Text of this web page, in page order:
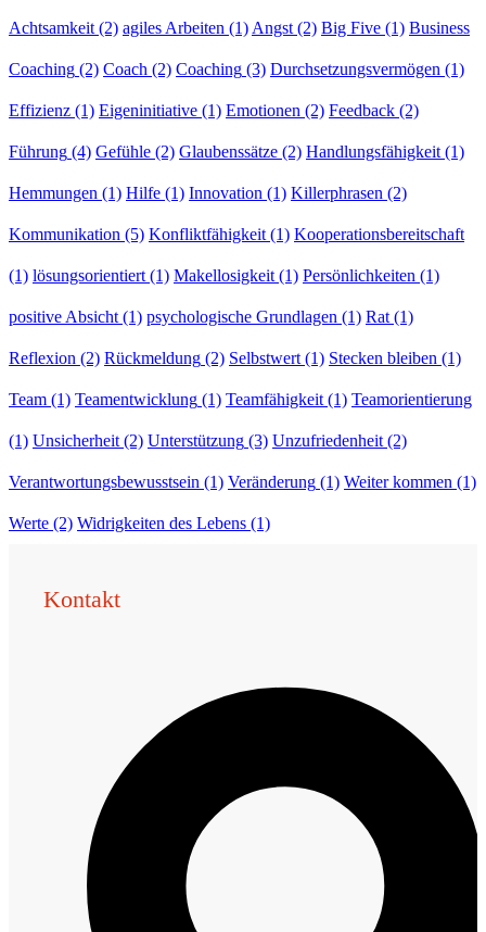
Achtsamkeit (2) agiles Arbeiten (1) Angst (2) Big Five (1) Business
Coaching (2) Coach (2) Coaching (3) Durchsetzungsvermögen (1)
Effizienz (1) Eigeninitiative (1) Emotionen (2) Feedback (2)
Führung (4) Gefühle (2) Glaubenssätze (2) Handlungsfähigkeit (1)
Hemmungen (1) Hilfe (1) Innovation (1) Killerphrasen (2)
Kommunikation (5) Konfliktfähigkeit (1) Kooperationsbereitschaft
(1) lösungsorientiert (1) Makellosigkeit (1) Persönlichkeiten (1)
positive Absicht (1) psychologische Grundlagen (1) Rat (1)
Reflexion (2) Rückmeldung (2) Selbstwert (1) Stecken bleiben (1)
Team (1) Teamentwicklung (1) Teamfähigkeit (1) Teamorientierung
(1) Unsicherheit (2) Unterstützung (3) Unzufriedenheit (2)
Verantwortungsbewusstsein (1) Veränderung (1) Weiter kommen (1)
Werte (2) Widrigkeiten des Lebens (1)
Kontakt